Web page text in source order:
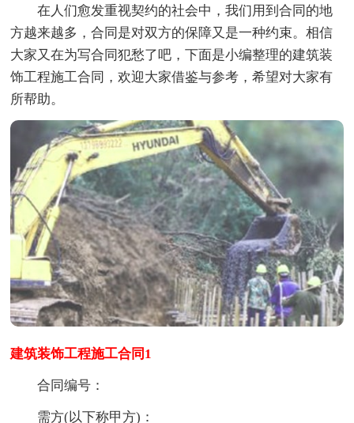
在人们愈发重视契约的社会中，我们用到合同的地
方越来越多，合同是对双方的保障又是一种约束。相信
大家又在为写合同犯愁了吧，下面是小编整理的建筑装
饰工程施工合同，欢迎大家借鉴与参考，希望对大家有
所帮助。
建筑装饰工程施工合同1
合同编号：
需方(以下称甲方)：